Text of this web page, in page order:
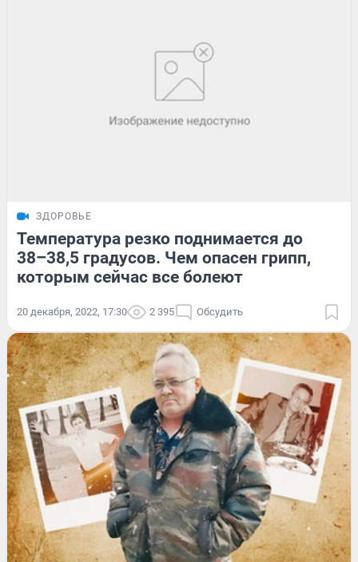
ЗДОРОВЬЕ
Температура резко поднимается до
38–38,5 градусов. Чем опасен грипп,
которым сейчас все болеют
20 декабря, 2022, 17:30 2 395 Обсудить